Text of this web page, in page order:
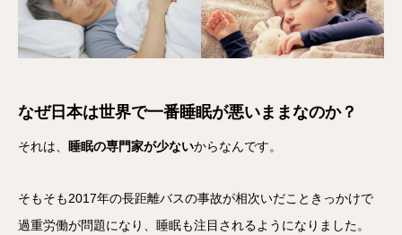
なぜ日本は世界で一番睡眠が悪いままなのか？
それは、 睡眠の専門家が少ないからなんです。
そもそも2017年の長距離バスの事故が相次いだこときっかけで
過重労働が問題になり、睡眠も注目されるようになりました。